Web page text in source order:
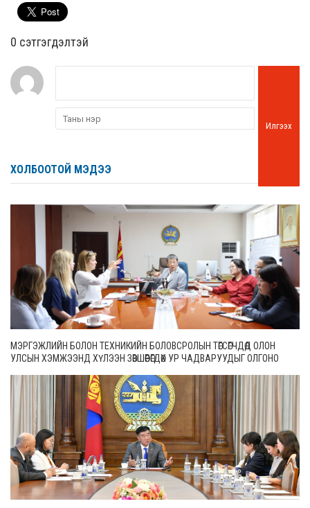
0 cэтгэгдэлтэй
Илгээх
ХОЛБООТОЙ МЭДЭЭ
МЭРГЭЖЛИЙН БОЛОН ТЕХНИКИЙН БОЛОВСРОЛЫН ТӨГСӨГЧДӨД ОЛОН
УЛСЫН ХЭМЖЭЭНД ХҮЛЭЭН ЗӨВШӨӨРӨГДӨХ УР ЧАДВАРУУДЫГ ОЛГОНО